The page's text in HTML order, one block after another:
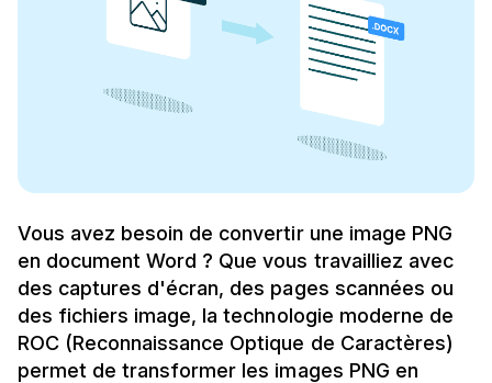
Vous avez besoin de convertir une image PNG
en document Word ? Que vous travailliez avec
des captures d'écran, des pages scannées ou
des fichiers image, la technologie moderne de
ROC (Reconnaissance Optique de Caractères)
permet de transformer les images PNG en